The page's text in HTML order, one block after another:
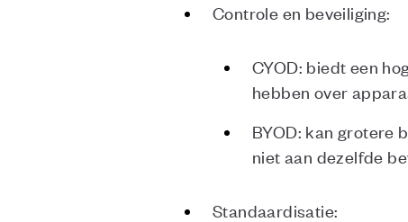
Controle en beveiliging:
CYOD: biedt een
hebben over
BYOD: kan grotere
niet aan dezelfde
Standaardisatie: